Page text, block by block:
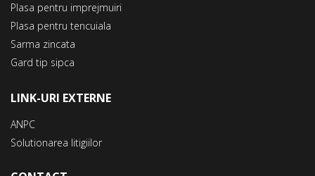
Plasa pentru imprejmuiri
Plasa pentru tencuiala
Sarma zincata
Gard tip sipca
LINK-URI EXTERNE
ANPC
Solutionarea litigiilor